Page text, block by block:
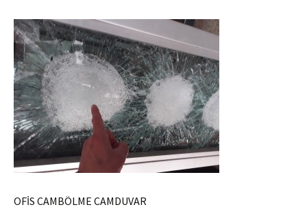
OFİS CAMBÖLME CAMDUVAR